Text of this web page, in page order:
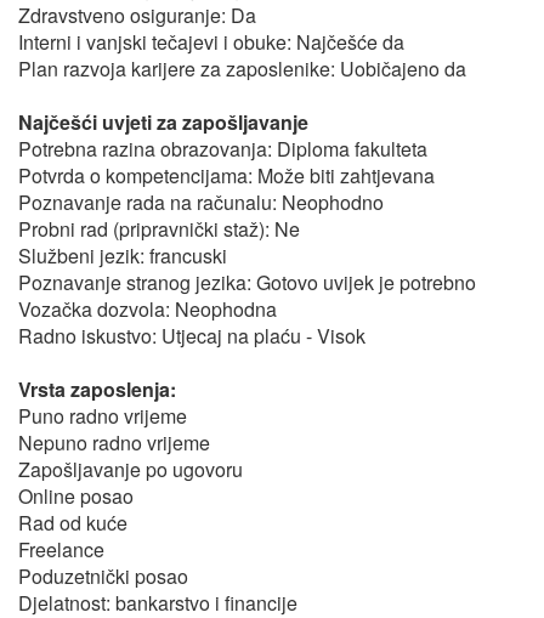
Zdravstveno osiguranje: Da
Interni i vanjski tečajevi i obuke: Najčešće da
Plan razvoja karijere za zaposlenike: Uobičajeno da
Najčešći uvjeti za zapošljavanje
Potrebna razina obrazovanja: Diploma fakulteta
Potvrda o kompetencijama: Može biti zahtjevana
Poznavanje rada na računalu: Neophodno
Probni rad (pripravnički staž): Ne
Službeni jezik: francuski
Poznavanje stranog jezika: Gotovo uvijek je potrebno
Vozačka dozvola: Neophodna
Radno iskustvo: Utjecaj na plaću - Visok
Vrsta zaposlenja:
Puno radno vrijeme
Nepuno radno vrijeme
Zapošljavanje po ugovoru
Online posao
Rad od kuće
Freelance
Poduzetnički posao
Djelatnost: bankarstvo i financije